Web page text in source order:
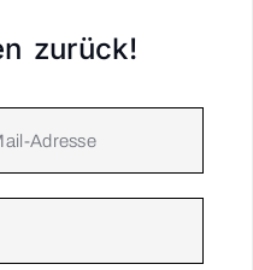
zurück!